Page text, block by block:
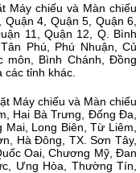
Máy chiếu và Màn chiếu
4, Quận 5, Quận 6,
11, Quận 12, Q. Bình
Phú, Phú Nhuận, Củ
môn, Bình Chánh, Đồng
tỉnh khác.
Máy chiếu và Màn chiếu
Hai Bà Trưng, Đống Đa,
Long Biên, Từ Liêm,
Hà Đông, TX. Sơn Tây,
Oai, Chương Mỹ, Đan
Ưng Hòa, Thường Tín,